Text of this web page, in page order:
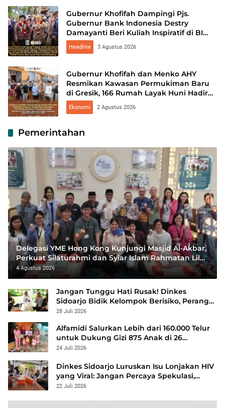
Gubernur Khofifah Dampingi Pjs.
Gubernur Bank Indonesia Destry
Damayanti Beri Kuliah Inspiratif di BI
Mengajar, Tinjau Program Ketahanan
Pangan SMAN Taruna Nala Jatim
Headline 3 Agustus 2026
Gubernur Khofifah dan Menko AHY
Resmikan Kawasan Permukiman Baru
di Gresik, 166 Rumah Layak Huni Hadir
Untuk Warga
Ekonomi 2 Agustus 2026
Pemerintahan
Delegasi YME Hong Kong Kunjungi Masjid Al-Akbar,
Perkuat Silaturahmi dan Syiar Islam Rahmatan Lil
‘Alamin
4 Agustus 2026
Jangan Tunggu Hati Rusak! Dinkes
Sidoarjo Bidik Kelompok Berisiko, Perang
Terbuka Lawan Hepatitis
28 Juli 2026
Alfamidi Salurkan Lebih dari 160.000 Telur
untuk Dukung Gizi 875 Anak di 26
Kabupaten/Kota
24 Juli 2026
Dinkes Sidoarjo Luruskan Isu Lonjakan HIV
yang Viral: Jangan Percaya Spekulasi,
Penanganan Berbasis Data Terus
22 Juli 2026